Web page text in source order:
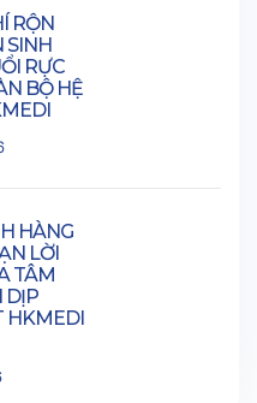
RỘN
SINH
RỰC
BỘ HỆ
HÀNG
LỜI
TÂM
DỊP
HKMEDI